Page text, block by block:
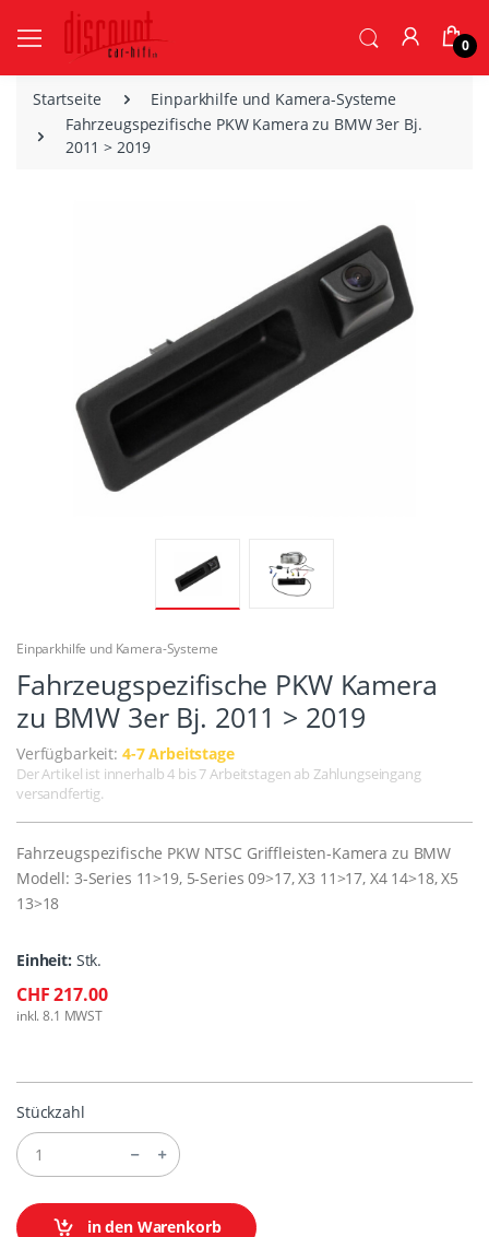
0
Startseite
Einparkhilfe und Kamera-Systeme
Fahrzeugspezifische PKW Kamera zu BMW 3er Bj.
2011 > 2019
Einparkhilfe und Kamera-Systeme
Fahrzeugspezifische PKW Kamera
zu BMW 3er Bj. 2011 > 2019
Verfügbarkeit: 4-7 Arbeitstage
Der Artikel ist innerhalb 4 bis 7 Arbeitstagen ab Zahlungseingang
versandfertig.
Fahrzeugspezifische PKW NTSC Griffleisten-Kamera zu BMW
Modell: 3-Series 11>19, 5-Series 09>17, X3 11>17, X4 14>18, X5
13>18
Einheit: Stk.
CHF 217.00
inkl. 8.1 MWST
Stückzahl
in den Warenkorb